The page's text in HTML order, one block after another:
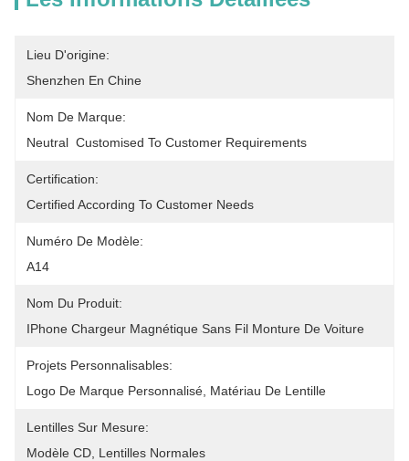
Lieu D'origine:
Shenzhen En Chine
Nom De Marque:
Neutral  Customised To Customer Requirements
Certification:
Certified According To Customer Needs
Numéro De Modèle:
A14
Nom Du Produit:
IPhone Chargeur Magnétique Sans Fil Monture De Voiture
Projets Personnalisables:
Logo De Marque Personnalisé, Matériau De Lentille
Lentilles Sur Mesure:
Modèle CD, Lentilles Normales